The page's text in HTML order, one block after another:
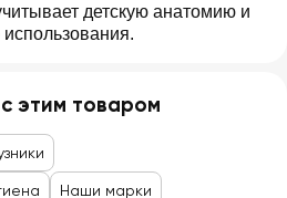
детскую анатомию и
использования.
этим товаром
Наши марки